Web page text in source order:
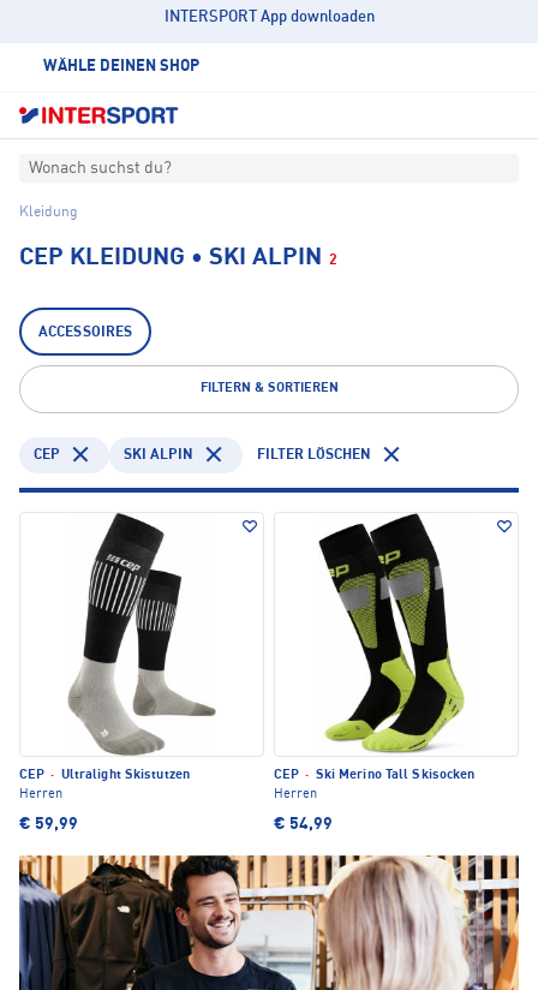
INTERSPORT App downloaden
WÄHLE DEINEN SHOP
Wonach suchst du?
Kleidung
CEP KLEIDUNG • SKI ALPIN 2
ACCESSOIRES
FILTERN & SORTIEREN
CEP SKI ALPIN FILTER LÖSCHEN
CEP · Ultralight Skistutzen
Herren
€ 59,99
CEP · Ski Merino Tall Skisocken
Herren
€ 54,99